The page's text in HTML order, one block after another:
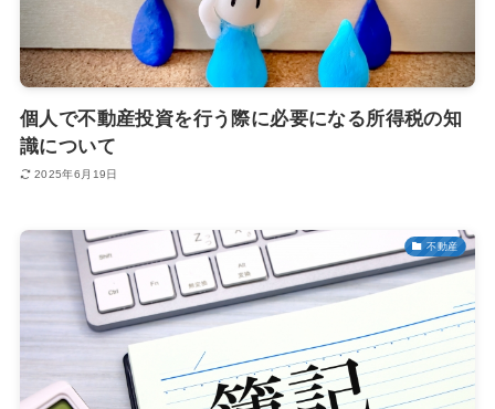
個人で不動産投資を行う際に必要になる所得税の知
識について
2025年6月19日
不動産